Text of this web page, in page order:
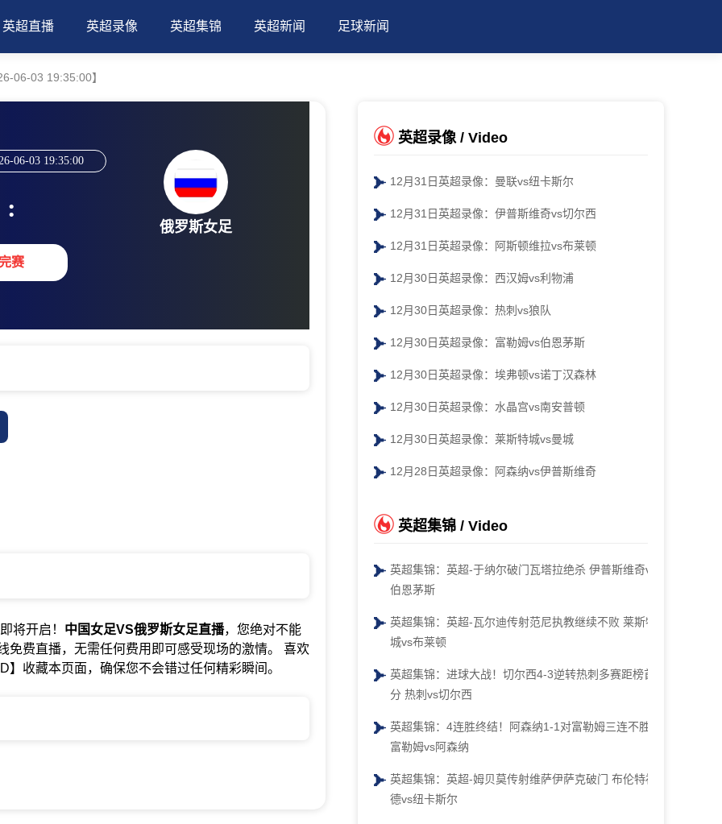
英超直播 英超录像 英超集锦 英超新闻 足球新闻
06-03 19:35:00】
06-03 19:35:00
:
赛
俄罗斯女足
将开启！ 中国女足VS俄罗斯女足直播，您绝对不能
费直播，无需任何费用即可感受现场的激情。 喜欢
收藏本页面，确保您不会错过任何精彩瞬间。
英超录像 / Video
12月31日英超录像：曼联vs纽卡斯尔
12月31日英超录像：伊普斯维奇vs切尔西
12月31日英超录像：阿斯顿维拉vs布莱顿
12月30日英超录像：西汉姆vs利物浦
12月30日英超录像：热刺vs狼队
12月30日英超录像：富勒姆vs伯恩茅斯
12月30日英超录像：埃弗顿vs诺丁汉森林
12月30日英超录像：水晶宫vs南安普顿
12月30日英超录像：莱斯特城vs曼城
12月28日英超录像：阿森纳vs伊普斯维奇
英超集锦 / Video
英超集锦：英超-于纳尔破门瓦塔拉绝杀 伊普斯维奇vs
伯恩茅斯
英超集锦：英超-瓦尔迪传射范尼执教继续不败 莱斯特
城vs布莱顿
英超集锦：进球大战！切尔西4-3逆转热刺多赛距榜首4
分 热刺vs切尔西
英超集锦：4连胜终结！阿森纳1-1对富勒姆三连不胜
富勒姆vs阿森纳
英超集锦：英超-姆贝莫传射维萨伊萨克破门 布伦特福
德vs纽卡斯尔